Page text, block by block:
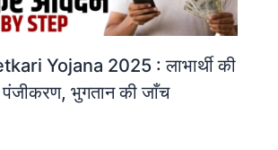
Yojana 2025 : लाभार्थी की
पंजीकरण, भुगतान की जाँच